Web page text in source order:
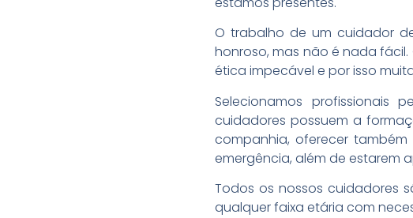
O trabalho de um cuidador
honroso, mas não é nada
ética impecável e por isso
Selecionamos profissionais
cuidadores possuem a
companhia, oferecer
emergência, além de estarem
Todos os nossos cuidadores
qualquer faixa etária com